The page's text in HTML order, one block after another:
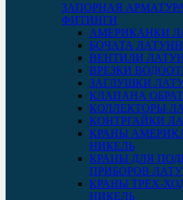
ЗАПОРНАЯ
ФИТИНГИ
АМЕРИКАНКИ
БОЧАТА
ВЕНТИЛИ
ВРЕЗКИ
ЗАГЛУШКИ
КЛАПАНА
КОЛЛЕКТОРЫ
КОНТРГАЙКИ
КРАНЫ
НИКЕЛЬ
КРАНЫ ДЛЯ
ПРИБОРОВ
КРАНЫ ТРЕХ-
НИКЕЛЬ